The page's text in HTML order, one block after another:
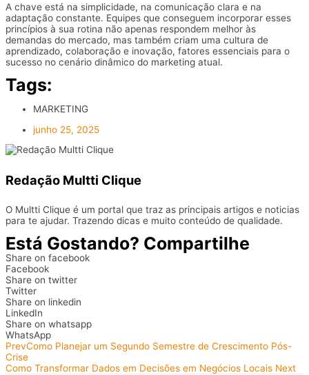
A chave está na simplicidade, na comunicação clara e na
adaptação constante. Equipes que conseguem incorporar esses
princípios à sua rotina não apenas respondem melhor às
demandas do mercado, mas também criam uma cultura de
aprendizado, colaboração e inovação, fatores essenciais para o
sucesso no cenário dinâmico do marketing atual.
Tags:
MARKETING
junho 25, 2025
Redação Multti Clique
O Multti Clique é um portal que traz as principais artigos e noticias
para te ajudar. Trazendo dicas e muito conteúdo de qualidade.
Está Gostando? Compartilhe
Share on facebook
Facebook
Share on twitter
Twitter
Share on linkedin
LinkedIn
Share on whatsapp
WhatsApp
PrevComo Planejar um Segundo Semestre de Crescimento Pós-
Crise
Como Transformar Dados em Decisões em Negócios Locais Next